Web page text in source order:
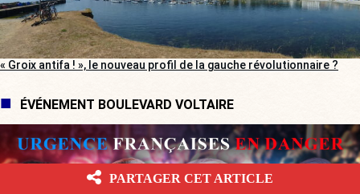
« Groix antifa ! », le nouveau profil de la gauche révolutionnaire ?
ÉVÉNEMENT BOULEVARD VOLTAIRE
PARTAGER CET ARTICLE